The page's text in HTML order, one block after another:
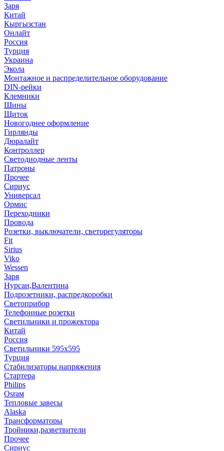
Заря
Китай
Кыргызстан
Онлайт
Россия
Турция
Украина
Экола
Монтажное и распределительное оборудование
DIN-рейки
Клемники
Шины
Щиток
Новогоднее оформление
Гирлянды
Дюралайт
Контроллер
Светодиодные ленты
Патроны
Прочее
Сириус
Универсал
Ормис
Переходники
Провода
Розетки, выключатели, светорегуляторы
Fit
Sirius
Viko
Wessen
Заря
Нурсан,Валентина
Подрозетники, распредкоробки
Светоприбор
Телефонные розетки
Светильники и прожектора
Китай
Россия
Светильники 595х595
Турция
Стабилизаторы напряжения
Стартера
Philips
Оsrам
Тепловые завесы
Alaska
Трансформаторы
Тройники,разветвители
Прочее
Сириус